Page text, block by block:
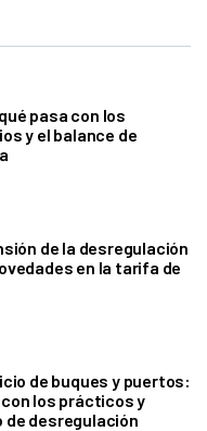
pasa con los
y el balance de
de la desregulación
en la tarifa de
de buques y puertos:
los prácticos y
de desregulación